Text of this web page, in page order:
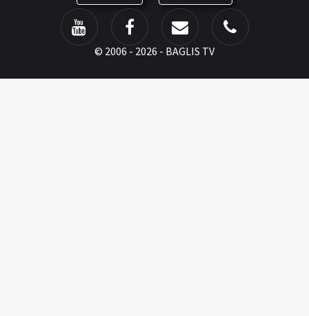
© 2006 - 2026 - BAGLIS TV